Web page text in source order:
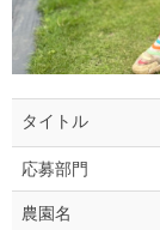
タイトル
応募部門
農園名